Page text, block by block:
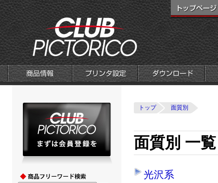
トップ 面質別
面質別 一覧
光沢系